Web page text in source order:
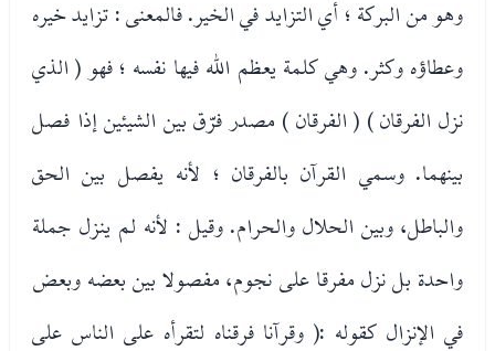
وهو من البركة ؛ أي التزايد في الخير. فالمعنى : تزايد خيره
وعطاؤه وكثر. وهي كلمة يعظم الله فيها نفسه ؛ فهو ( الذي
نزل الفرقان ) ( الفرقان ) مصدر فرّق بين الشيئين إذا فصل
بينهما. وسمي القرآن بالفرقان ؛ لأنه يفصل بين الحق
والباطل، وبين الحلال والحرام. وقيل : لأنه لم ينزل جملة
واحدة بل نزل مفرقا على نجوم، مفصولا بين بعضه وبعض
في الإنزال كقوله :( وقرآنا فرقناه لتقرأه على الناس على